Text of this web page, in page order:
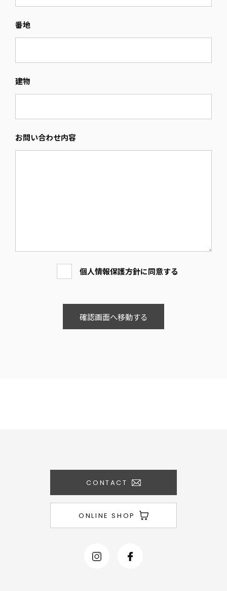
番地
建物
お問い合わせ内容
個人情報保護方針に同意する
CONTACT
ONLINE SHOP